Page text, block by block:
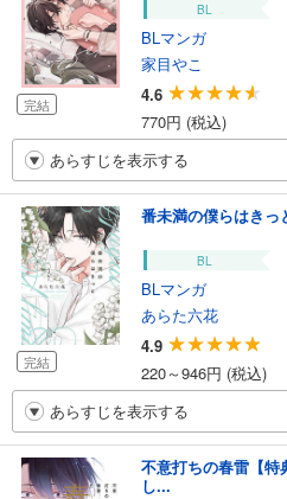
完結
BL
BLマンガ
家目やこ
4.6
770円 (税込)
あらすじを表示する
完結
番未満の僕らはきっ
BL
BLマンガ
あらた六花
4.9
220～946円 (税込)
あらすじを表示する
不意打ちの春雷【特
し...